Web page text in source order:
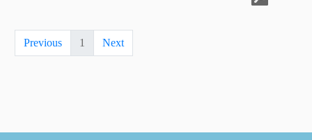
Previous 1 Next